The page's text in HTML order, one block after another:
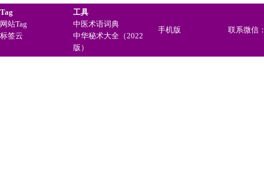
Tag
网站Tag
标签云
工具
中医术语词典
中华秘术大全（2022
版）
手机版 联系微信